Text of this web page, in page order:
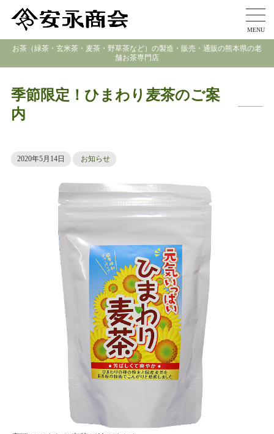
MENU
お茶（緑茶・玄米茶・麦茶・野草茶など）の製造・販売・通販の熊本県の老
舗お茶専門店
季節限定！ひまわり麦茶のご案
内
2020年5月14日 お知らせ